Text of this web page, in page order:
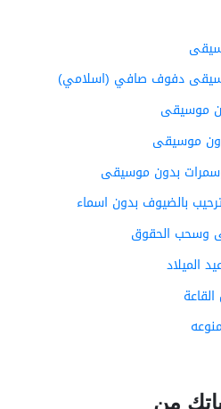
دفوف صافي (اسلامي)
موسيقى
موسيقى
بدون موسيقى
بالضيوف بدون اسماء
الحقوق
من